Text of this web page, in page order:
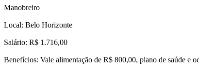
Manobreiro
Local: Belo Horizonte
Salário: R$ 1.716,00
Benefícios: Vale alimentação de R$ 800,00, plano de saúde e